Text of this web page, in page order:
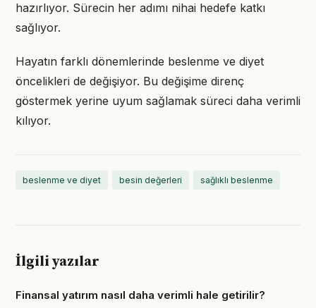
hazırlıyor. Sürecin her adımı nihai hedefe katkı
sağlıyor.
Hayatın farklı dönemlerinde beslenme ve diyet
öncelikleri de değişiyor. Bu değişime direnç
göstermek yerine uyum sağlamak süreci daha verimli
kılıyor.
beslenme ve diyet besin değerleri sağlıklı beslenme
İlgili yazılar
Finansal yatırım nasıl daha verimli hale getirilir?